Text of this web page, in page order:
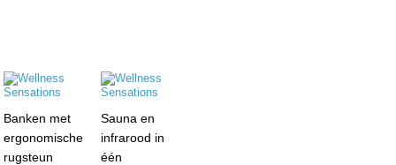
Banken met
ergonomische
rugsteun
Sauna en
infrarood in
één